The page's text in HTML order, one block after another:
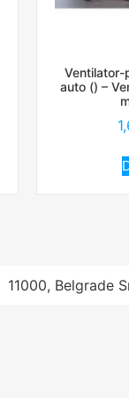
Ventilator-
auto () –
11000, Belgrade